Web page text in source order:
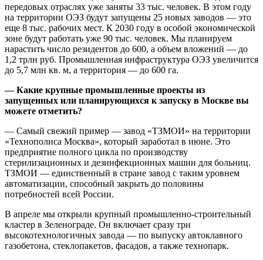
передовых отраслях уже заняты 33 тыс. человек. В этом году
на территории ОЭЗ будут запущены 25 новых заводов — это
еще 8 тыс. рабочих мест. К 2030 году в особой экономической
зоне будут работать уже 90 тыс. человек. Мы планируем
нарастить число резидентов до 600, а объем вложений — до
1,2 трлн руб. Промышленная инфраструктура ОЭЗ увеличится
до 5,7 млн кв. м, а территория — до 600 га.
— Какие крупные промышленные проекты из
запущенных или планирующихся к запуску в Москве вы
можете отметить?
— Самый свежий пример — завод «ТЗМОИ» на территории
«Технополиса Москва», который заработал в июне. Это
предприятие полного цикла по производству
стерилизационных и дезинфекционных машин для больниц.
ТЗМОИ — единственный в стране завод с таким уровнем
автоматизации, способный закрыть до половины
потребностей всей России.
В апреле мы открыли крупный промышленно-строительный
кластер в Зеленограде. Он включает сразу три
высокотехнологичных завода — по выпуску автоклавного
газобетона, стеклопакетов, фасадов, а также технопарк.